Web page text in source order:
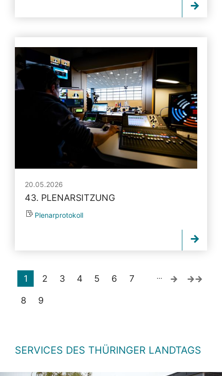
20.05.2026
43. PLENARSITZUNG
Plenarprotokoll
1 2 3 4 5 6 7
8 9
…
SERVICES DES THÜRINGER LANDTAGS